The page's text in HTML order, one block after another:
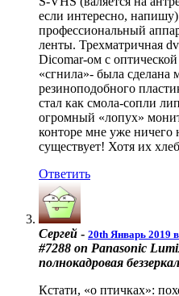
если интересно,
профессиональный
ленты. Трехматричная
Dicomar-ом с
«сгнила»- была сделана
резиноподобного
стал как смола-сопли
огромный «лопух»
конторе мне уже ничего
существует! Хотя их
Ответить
Сергей - 20th Январь 2019
#7288 on Panasonic
полнокадровая
Кстати, «о птичках»: